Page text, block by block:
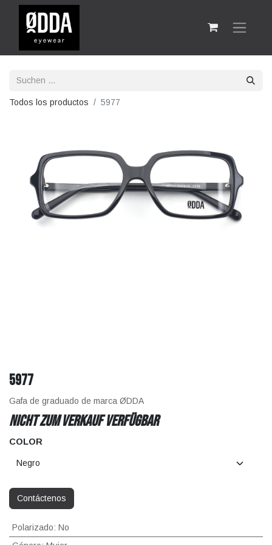
Todos los productos 5977
5977
Gafa de graduado de marca ØDDA
Nicht zum Verkauf verfügbar
COLOR
Contáctenos
Polarizado: No